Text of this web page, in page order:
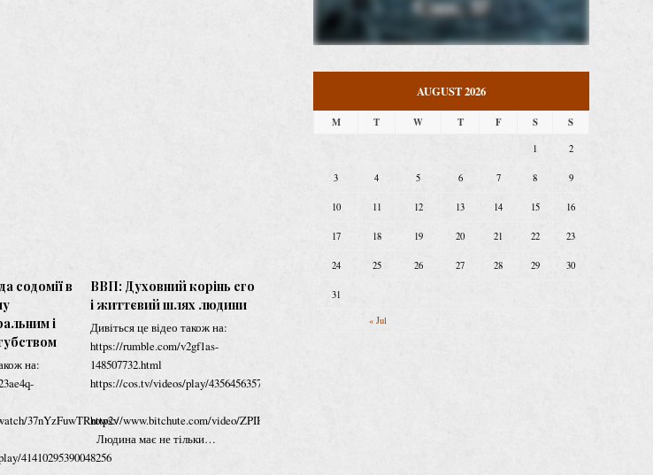
содомії в
і
на:
37nYzFuwTRrow2v
41410295390048256
ВВП: Духовний корінь его
і життєвий шлях людини
Дивіться це відео також на:
https://rumble.com/v2gf1as-
148507732.html
https://cos.tv/videos/play/43564563578786816
https://www.bitchute.com/video/ZPIHdzrdkQcj/
Людина має не тільки…
AUGUST 2026
M T W T F S S
« Jul
1 2
3 4 5 6 7 8 9
10 11 12 13 14 15 16
17 18 19 20 21 22 23
24 25 26 27 28 29 30
31